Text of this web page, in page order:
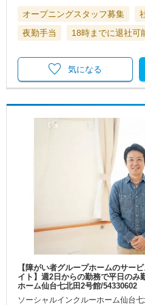
オープニングスタッフ募集
夜勤手当
18時までに退社可
気になる
【障がい者グループホームのサー
イト】週2日からの勤務で平日のみ
ホーム仙台七北田2号館/54330602
ソーシャルインクルーホーム仙台